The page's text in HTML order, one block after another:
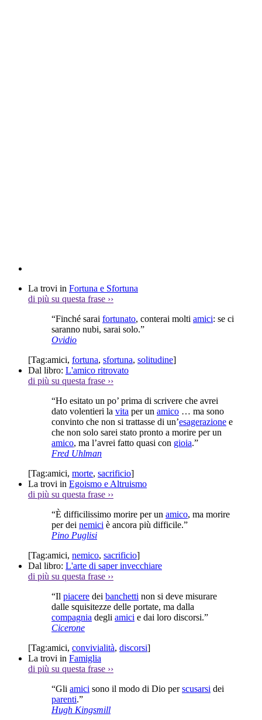
La trovi in Fortuna e Sfortuna
di più su questa frase ››
“Finché sarai fortunato, conterai molti amici: se ci
saranno nubi, sarai solo.”
Ovidio
[Tag:amici, fortuna, sfortuna, solitudine]
Dal libro: L'amico ritrovato
di più su questa frase ››
“Ho esitato un po’ prima di scrivere che avrei
dato volentieri la vita per un amico … ma sono
convinto che non si trattasse di un’esagerazione e
che non solo sarei stato pronto a morire per un
amico, ma l’avrei fatto quasi con gioia.”
Fred Uhlman
[Tag:amici, morte, sacrificio]
La trovi in Egoismo e Altruismo
di più su questa frase ››
“È difficilissimo morire per un amico, ma morire
per dei nemici è ancora più difficile.”
Pino Puglisi
[Tag:amici, nemico, sacrificio]
Dal libro: L'arte di saper invecchiare
di più su questa frase ››
“Il piacere dei banchetti non si deve misurare
dalle squisitezze delle portate, ma dalla
compagnia degli amici e dai loro discorsi.”
Cicerone
[Tag:amici, convivialità, discorsi]
La trovi in Famiglia
di più su questa frase ››
“Gli amici sono il modo di Dio perscusarsi dei
parenti.”
Hugh Kingsmill